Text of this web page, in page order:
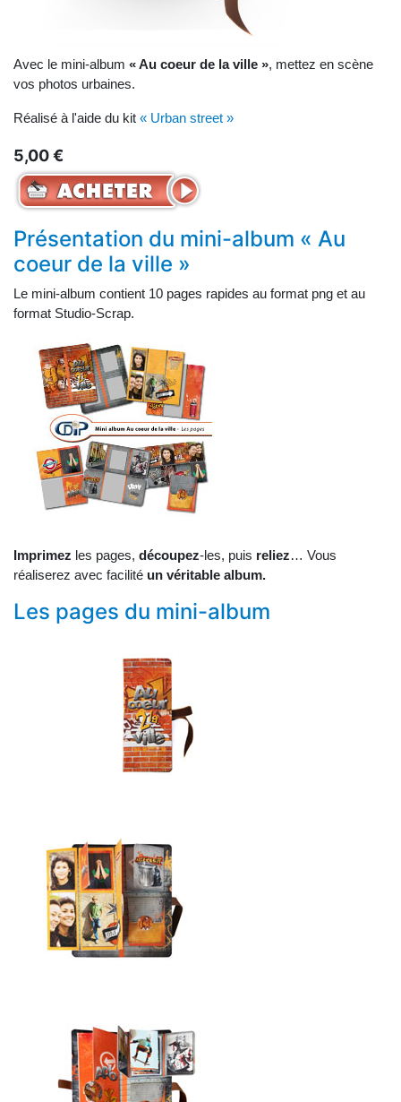
Avec le mini-album « Au coeur de la ville », mettez en scène
vos photos urbaines.
Réalisé à l'aide du kit « Urban street »
5,00 €
Présentation du mini-album « Au
coeur de la ville »
Le mini-album contient 10 pages rapides au format png et au
format Studio-Scrap.
Imprimez les pages, découpez-les, puis reliez… Vous
réaliserez avec facilité un véritable album.
Les pages du mini-album